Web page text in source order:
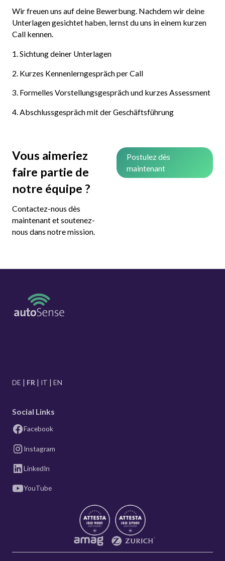
Wir freuen uns auf deine Bewerbung. Nachdem wir deine
Unterlagen gesichtet haben, lernst du uns in einem kurzen
Call kennen.
1. Sichtung deiner Unterlagen
2. Kurzes Kennenlerngespräch per Call
3. Formelles Vorstellungsgespräch und kurzes Assessment
4. Abschlussgespräch mit der Geschäftsführung
Vous aimeriez
faire partie de
notre équipe ?
Contactez-nous dès
maintenant et soutenez-
nous dans notre mission.
Postulez dès
maintenant
DE FR IT EN
Social Links
Facebook
Instagram
LinkedIn
YouTube